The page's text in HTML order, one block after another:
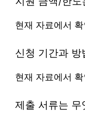
현재 자료에서
신청 기간과 방
현재 자료에서
제출 서류는 무